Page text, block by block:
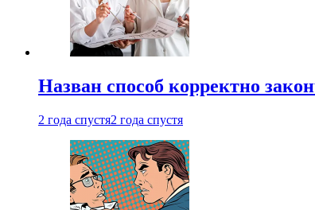
Назван способ корректно
2 года спустя2 года спустя